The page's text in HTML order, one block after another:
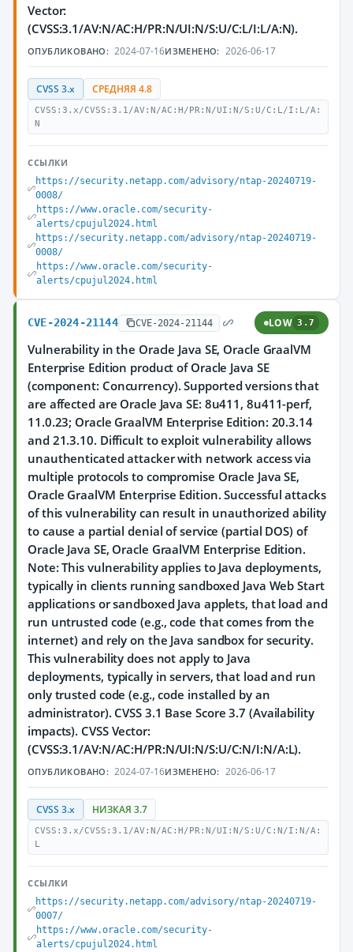
Vector:
(CVSS:3.1/AV:N/AC:H/PR:N/UI:N/S:U/C:L/I:L/A:N).
ОПУБЛИКОВАНО: 2024-07-16ИЗМЕНЕНО: 2026-06-17
CVSS 3.x СРЕДНЯЯ 4.8
CVSS:3.x/CVSS:3.1/AV:N/AC:H/PR:N/UI:N/S:U/C:L/I:L/A:
N
ССЫЛКИ
https://security.netapp.com/advisory/ntap-20240719-
0008/
https://www.oracle.com/security-
alerts/cpujul2024.html
https://security.netapp.com/advisory/ntap-20240719-
0008/
https://www.oracle.com/security-
alerts/cpujul2024.html
CVE-2024-21144 CVE-2024-21144 LOW 3.7
Vulnerability in the Oracle Java SE, Oracle GraalVM
Enterprise Edition product of Oracle Java SE
(component: Concurrency). Supported versions that
are affected are Oracle Java SE: 8u411, 8u411-perf,
11.0.23; Oracle GraalVM Enterprise Edition: 20.3.14
and 21.3.10. Difficult to exploit vulnerability allows
unauthenticated attacker with network access via
multiple protocols to compromise Oracle Java SE,
Oracle GraalVM Enterprise Edition. Successful attacks
of this vulnerability can result in unauthorized ability
to cause a partial denial of service (partial DOS) of
Oracle Java SE, Oracle GraalVM Enterprise Edition.
Note: This vulnerability applies to Java deployments,
typically in clients running sandboxed Java Web Start
applications or sandboxed Java applets, that load and
run untrusted code (e.g., code that comes from the
internet) and rely on the Java sandbox for security.
This vulnerability does not apply to Java
deployments, typically in servers, that load and run
only trusted code (e.g., code installed by an
administrator). CVSS 3.1 Base Score 3.7 (Availability
impacts). CVSS Vector:
(CVSS:3.1/AV:N/AC:H/PR:N/UI:N/S:U/C:N/I:N/A:L).
ОПУБЛИКОВАНО: 2024-07-16ИЗМЕНЕНО: 2026-06-17
CVSS 3.x НИЗКАЯ 3.7
CVSS:3.x/CVSS:3.1/AV:N/AC:H/PR:N/UI:N/S:U/C:N/I:N/A:
L
ССЫЛКИ
https://security.netapp.com/advisory/ntap-20240719-
0007/
https://www.oracle.com/security-
alerts/cpujul2024.html